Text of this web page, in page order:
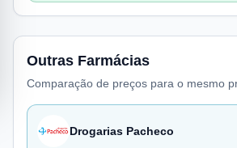
Outras Farmácias
Comparação de preços para o mesmo
Drogarias Pacheco